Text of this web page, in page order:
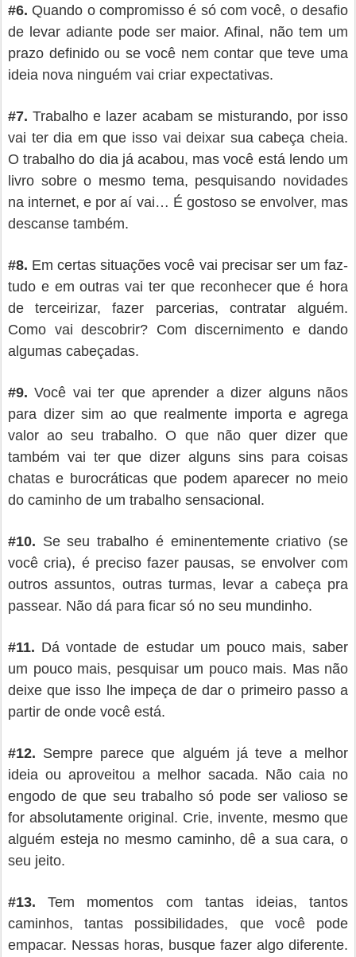
#6. Quando o compromisso é só com você, o desafio
de levar adiante pode ser maior. Afinal, não tem um
prazo definido ou se você nem contar que teve uma
ideia nova ninguém vai criar expectativas.
#7. Trabalho e lazer acabam se misturando, por isso
vai ter dia em que isso vai deixar sua cabeça cheia.
O trabalho do dia já acabou, mas você está lendo um
livro sobre o mesmo tema, pesquisando novidades
na internet, e por aí vai… É gostoso se envolver, mas
descanse também.
#8. Em certas situações você vai precisar ser um faz-
tudo e em outras vai ter que reconhecer que é hora
de terceirizar, fazer parcerias, contratar alguém.
Como vai descobrir? Com discernimento e dando
algumas cabeçadas.
#9. Você vai ter que aprender a dizer alguns nãos
para dizer sim ao que realmente importa e agrega
valor ao seu trabalho. O que não quer dizer que
também vai ter que dizer alguns sins para coisas
chatas e burocráticas que podem aparecer no meio
do caminho de um trabalho sensacional.
#10. Se seu trabalho é eminentemente criativo (se
você cria), é preciso fazer pausas, se envolver com
outros assuntos, outras turmas, levar a cabeça pra
passear. Não dá para ficar só no seu mundinho.
#11. Dá vontade de estudar um pouco mais, saber
um pouco mais, pesquisar um pouco mais. Mas não
deixe que isso lhe impeça de dar o primeiro passo a
partir de onde você está.
#12. Sempre parece que alguém já teve a melhor
ideia ou aproveitou a melhor sacada. Não caia no
engodo de que seu trabalho só pode ser valioso se
for absolutamente original. Crie, invente, mesmo que
alguém esteja no mesmo caminho, dê a sua cara, o
seu jeito.
#13. Tem momentos com tantas ideias, tantos
caminhos, tantas possibilidades, que você pode
empacar. Nessas horas, busque fazer algo diferente.